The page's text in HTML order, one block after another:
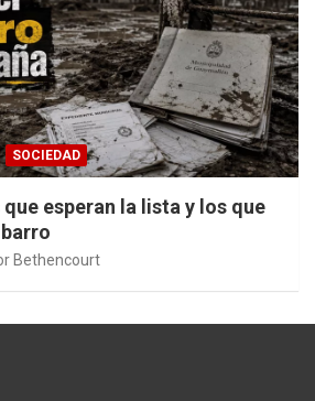
SOCIEDAD
esperan la lista y los que
Bethencourt